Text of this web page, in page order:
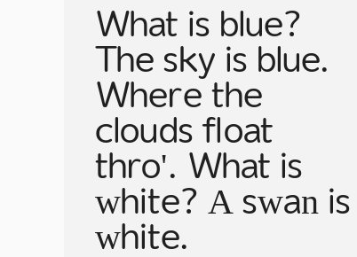
What is blue?
The sky is blue.
Where the
clouds float
thro'. What is
white? A swan is
white.